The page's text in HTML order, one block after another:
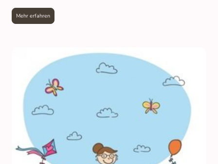
Mehr erfahren